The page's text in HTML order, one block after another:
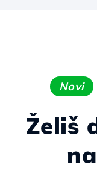
Novi
Želiš
na